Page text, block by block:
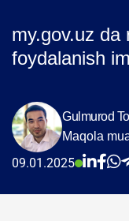
my.gov.uz da
foydalanish
Gulmurod
Maqola
09.01.2025